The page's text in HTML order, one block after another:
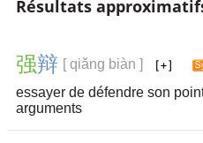
Résultats
强辩 [ qiǎng biàn ]
essayer de défendre son
arguments